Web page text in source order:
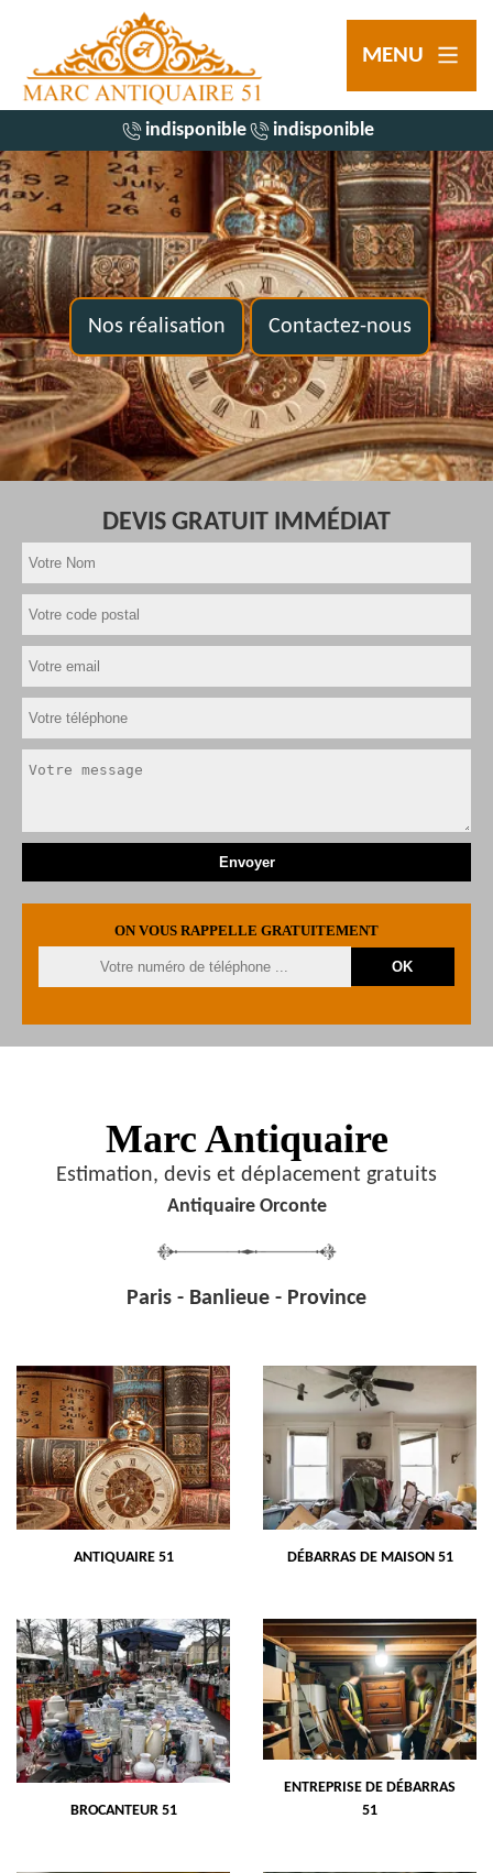
MENU
indisponible indisponible
Nos réalisation Contactez-nous
DEVIS GRATUIT IMMÉDIAT
ON VOUS RAPPELLE GRATUITEMENT
Marc Antiquaire
Estimation, devis et déplacement gratuits
Antiquaire Orconte
Paris - Banlieue - Province
ANTIQUAIRE 51 DÉBARRAS DE MAISON 51
BROCANTEUR 51
ENTREPRISE DE DÉBARRAS
51